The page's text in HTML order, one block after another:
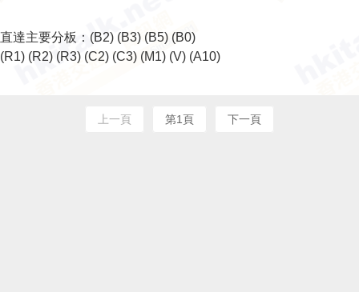
直達主要分板： (B2) (B3) (B5) (B0)
(R1) (R2) (R3) (C2) (C3) (M1) (V) (A10)
上一頁 第1頁 下一頁